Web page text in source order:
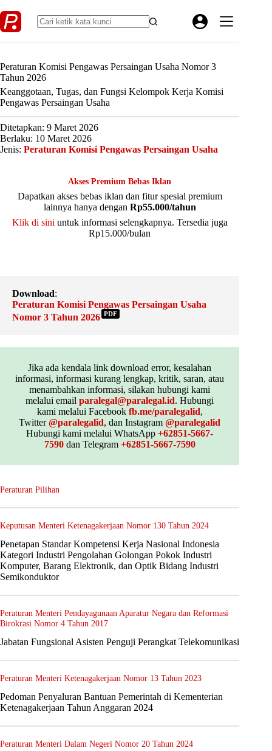
to
content
Peraturan Komisi Pengawas Persaingan Usaha Nomor 3
Tahun 2026
Keanggotaan, Tugas, dan Fungsi Kelompok Kerja Komisi
Pengawas Persaingan Usaha
Ditetapkan: 9 Maret 2026
Berlaku: 10 Maret 2026
Jenis: Peraturan Komisi Pengawas Persaingan Usaha
Akses Premium Bebas Iklan
Dapatkan akses bebas iklan dan fitur spesial premium
lainnya hanya dengan Rp55.000/tahun
Klik di sini untuk informasi selengkapnya. Tersedia juga
Rp15.000/bulan
Download:
Peraturan Komisi Pengawas Persaingan Usaha
Nomor 3 Tahun 2026 PDF
Jika ada kendala link download error, kesalahan
informasi, informasi kurang lengkap, kritik, saran, atau
menambahkan informasi, silakan hubungi kami
melalui emailparalegal@paralegal.id. Hubungi
kami melalui Facebook fb.me/paralegalid,
Twitter@paralegalid, dan Instagram@paralegalid
Hubungi kami melalui WhatsApp+62851-5667-
7590dan Telegram +62851-5667-7590
Peraturan Pilihan
Keputusan Menteri Ketenagakerjaan Nomor 130 Tahun 2024
Penetapan Standar Kompetensi Kerja Nasional Indonesia
Kategori Industri Pengolahan Golongan Pokok Industri
Komputer, Barang Elektronik, dan Optik Bidang Industri
Semikonduktor
Peraturan Menteri Pendayagunaan Aparatur Negara dan Reformasi
Birokrasi Nomor 4 Tahun 2017
Jabatan Fungsional Asisten Penguji Perangkat Telekomunikasi
Peraturan Menteri Ketenagakerjaan Nomor 13 Tahun 2023
Pedoman Penyaluran Bantuan Pemerintah di Kementerian
Ketenagakerjaan Tahun Anggaran 2024
Peraturan Menteri Dalam Negeri Nomor 20 Tahun 2024